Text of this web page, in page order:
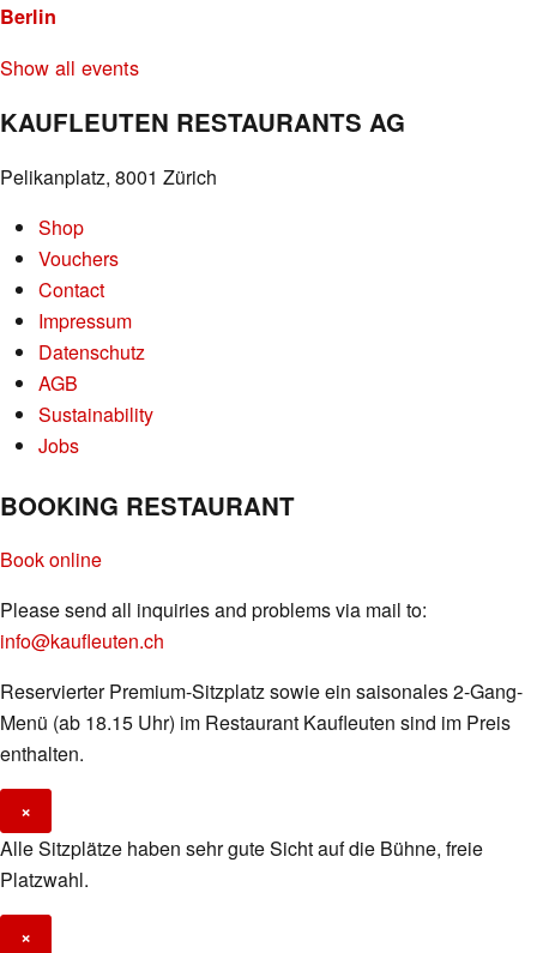
Berlin
Show all events
KAUFLEUTEN RESTAURANTS AG
Pelikanplatz, 8001 Zürich
Shop
Vouchers
Contact
Impressum
Datenschutz
AGB
Sustainability
Jobs
BOOKING RESTAURANT
Book online
Please send all inquiries and problems via mail to:
info@kaufleuten.ch
Reservierter Premium-Sitzplatz sowie ein saisonales 2-Gang-
Menü (ab 18.15 Uhr) im Restaurant Kaufleuten sind im Preis
enthalten.
×
Alle Sitzplätze haben sehr gute Sicht auf die Bühne, freie
Platzwahl.
×